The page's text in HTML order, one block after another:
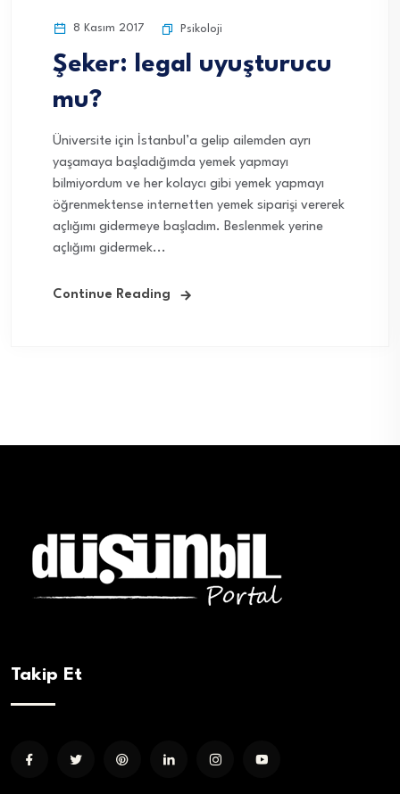
8 Kasım 2017 Psikoloji
Şeker: legal uyuşturucu
mu?
Üniversite için İstanbul’a gelip ailemden ayrı
yaşamaya başladığımda yemek yapmayı
bilmiyordum ve her kolaycı gibi yemek yapmayı
öğrenmektense internetten yemek siparişi vererek
açlığımı gidermeye başladım. Beslenmek yerine
açlığımı gidermek...
Continue Reading
Takip Et